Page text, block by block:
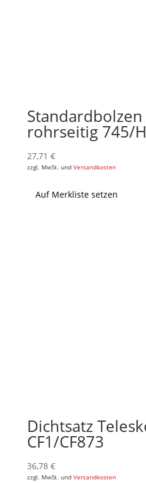
rohrseitig 745/
27,71 €
zzgl. MwSt. und Versandkosten
Auf Merkliste setzen
Dichtsatz
CF1/CF873
36,78 €
zzgl. MwSt. und Versandkosten